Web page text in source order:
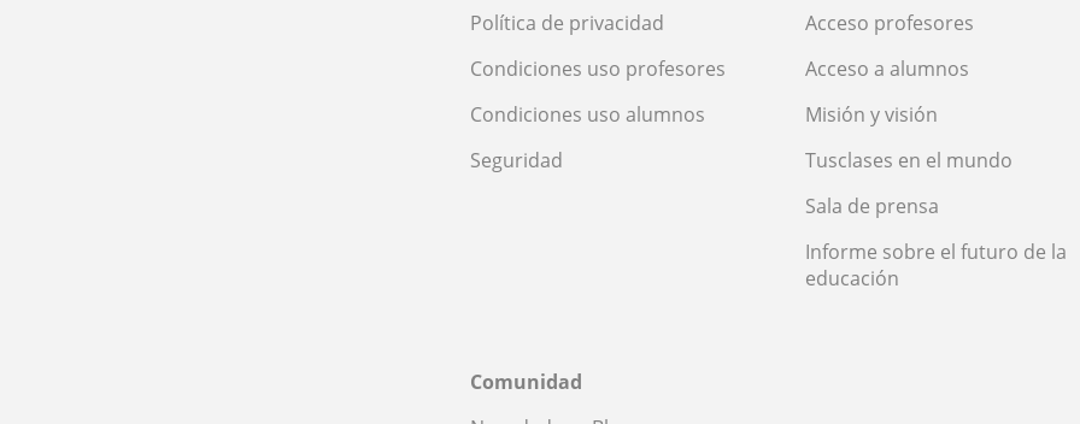
Política de privacidad
Condiciones uso profesores
Condiciones uso alumnos
Seguridad
Acceso profesores
Acceso a alumnos
Misión y visión
Tusclases en el mundo
Sala de prensa
Informe sobre el futuro de la
educación
Comunidad